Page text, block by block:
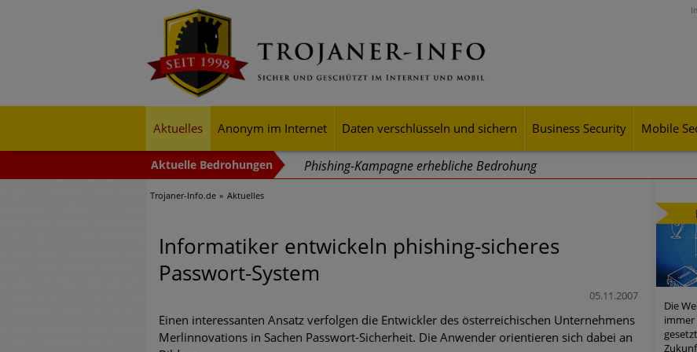
Aktuelles Anonym im Internet Daten verschlüsseln und sichern Business Security Mobile
Phishing-Kampagne erhebliche Bedrohung
Trends bei Cyber Crimes 2024: Experten rechnen mit neue Welle an
Exponentiell wachsende Risiken, eine immer unübersichtlichere Cyber-
mehr Cyber-Resilienz tun können
Digitale Assets aller Arten im Fokus der aktuellen Cyber-Bedrohungen
Ungebremster Aufstieg: Mega-Ransomware. Deutsche Unternehmen
Trojaner-Info.de Aktuelles
Informatiker entwickeln phishing-sicheres
Passwort-System
05.11.2007
Einen interessanten Ansatz verfolgen die Entwickler des österreichischen Unternehmens
Merlinnovations in Sachen Passwort-Sicherheit. Die Anwender orientieren sich dabei an
Die
immer